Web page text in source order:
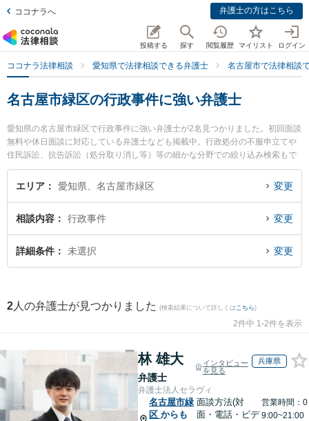
ココナラへ 弁護士の方はこちら
投稿する 探す 閲覧履歴 マイリスト ログイン
ココナラ法律相談 愛知県で法律相談できる弁護士 名古屋市で法律相談
名古屋市緑区の行政事件に強い弁護士
愛知県の名古屋市緑区で行政事件に強い弁護士が2名見つかりました。初回面談
無料や休日面談に対応している弁護士なども掲載中。行政処分の不服申立てや
住民訴訟、抗告訴訟（処分取り消し等）等の細かな分野での絞り込み検索もで
き便利です。特にさんずい法律事務所の山田 瑞樹弁護士や緑オリーブ法律事務
所の濱嶌 将周弁護士のプロフィール情報や弁護士費用、強みなどが注目されて
を検索したい』『初回相談無料で行政事件を法律相談できる名古屋市緑区内の
弁護士に相談予約したい』などでお困りの相談者さんにおすすめです。
エリア 愛知県、名古屋市緑区 変更
相談内容 行政事件 変更
詳細条件 未選択 変更
2 人の弁護士が見つかりました (検索結果について詳しくは こちら)
2件中 1-2件を表示
林 雄大
弁護士
インタビュー
を見る
兵庫県
弁護士法人セラヴィ
名古屋市緑
区 からも
面談方法(対
面・電話・ビデ
営業時間：0
9:00~21:00